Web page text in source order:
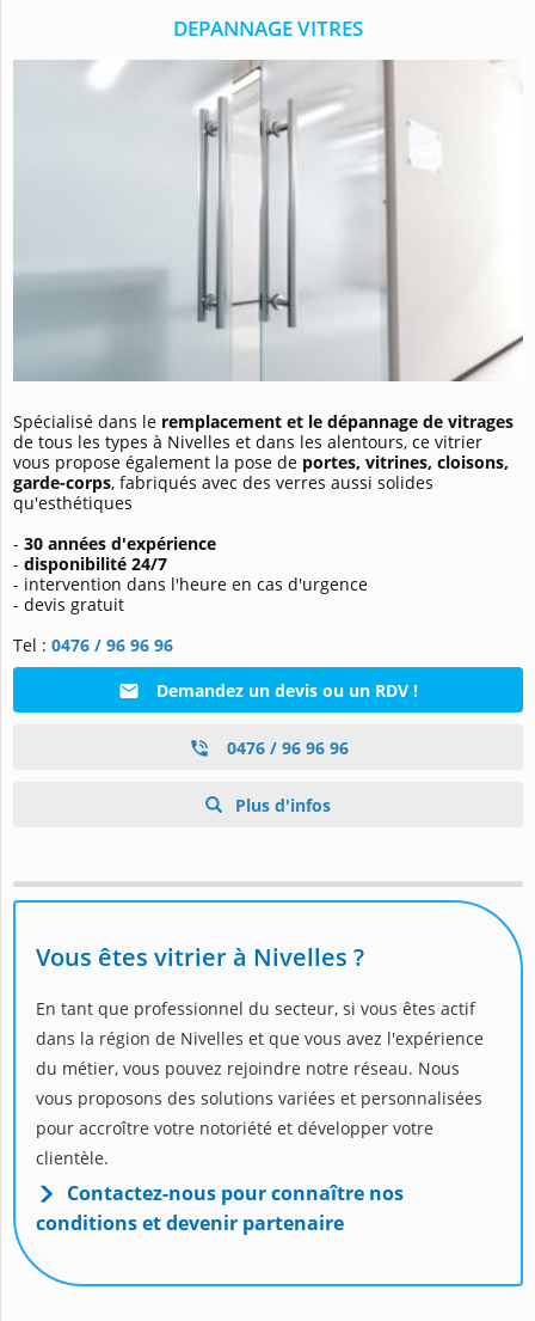
DEPANNAGE VITRES
Spécialisé dans le remplacement et le dépannage de vitrages
de tous les types à Nivelles et dans les alentours, ce vitrier
vous propose également la pose de portes, vitrines, cloisons,
garde-corps, fabriqués avec des verres aussi solides
qu'esthétiques
- 30 années d'expérience
- disponibilité 24/7
- intervention dans l'heure en cas d'urgence
- devis gratuit
Tel : 0476 / 96 96 96
Demandez un devis ou un RDV !
0476 / 96 96 96
Plus d'infos
Vous êtes vitrier à Nivelles ?
En tant que professionnel du secteur, si vous êtes actif
dans la région de Nivelles et que vous avez l'expérience
du métier, vous pouvez rejoindre notre réseau. Nous
vous proposons des solutions variées et personnalisées
pour accroître votre notoriété et développer votre
clientèle.
Contactez-nous pour connaître nos
conditions et devenir partenaire